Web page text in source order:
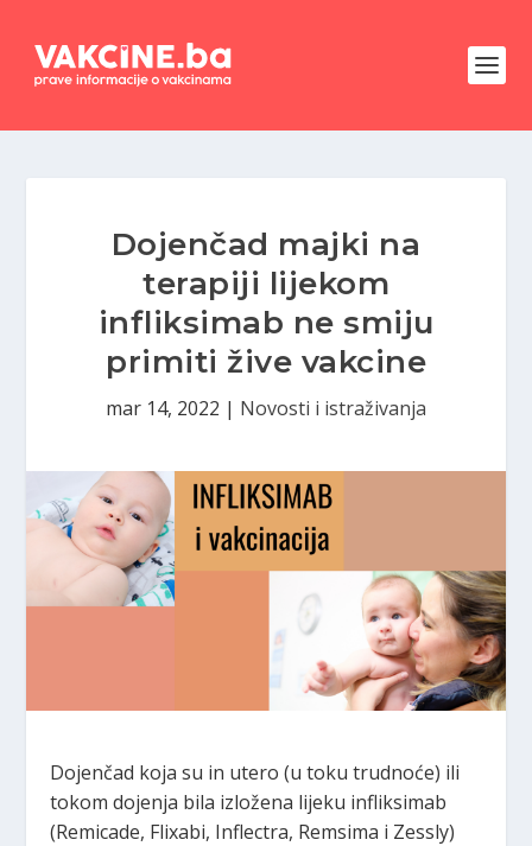
Dojenčad majki na
terapiji lijekom
infliksimab ne smiju
primiti žive vakcine
mar 14, 2022 | Novosti i istraživanja
Dojenčad koja su in utero (u toku trudnoće) ili
tokom dojenja bila izložena lijeku infliksimab
(Remicade, Flixabi, Inflectra, Remsima i Zessly)